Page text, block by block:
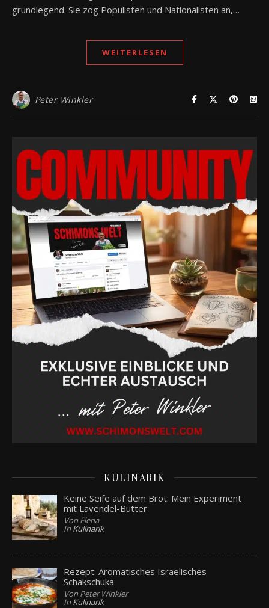
grundlegend. Sie zog Populisten und Nationalisten an,…
WEITERLESEN
Peter Winkler
KULINARIK
Keine Seife auf dem Brot: Mein Experiment
mit Lavendel-Butter
Von Elena
In Kulinarik
Rezept: Aromatisches Israelisches
Schakschuka
Von Peter Winkler
In Kulinarik